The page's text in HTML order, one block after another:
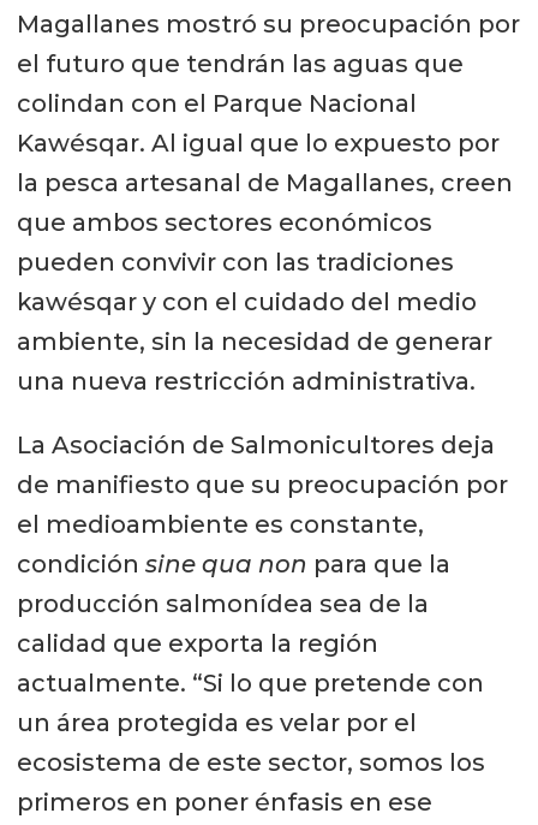
Magallanes mostró su preocupación por
el futuro que tendrán las aguas que
colindan con el Parque Nacional
Kawésqar. Al igual que lo expuesto por
la pesca artesanal de Magallanes, creen
que ambos sectores económicos
pueden convivir con las tradiciones
kawésqar y con el cuidado del medio
ambiente, sin la necesidad de generar
una nueva restricción administrativa.
La Asociación de Salmonicultores deja
de manifiesto que su preocupación por
el medioambiente es constante,
condición sine qua non para que la
producción salmonídea sea de la
calidad que exporta la región
actualmente. “Si lo que pretende con
un área protegida es velar por el
ecosistema de este sector, somos los
primeros en poner énfasis en ese